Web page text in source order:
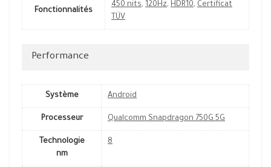
Fonctionnalités
450 nits, 120Hz, HDR10, Certificat
TÜV
Performance
Système Android
Processeur Qualcomm Snapdragon 750G 5G
Technologie
nm
8